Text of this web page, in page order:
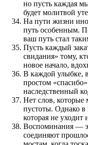
но пусть каждая
будет молитвой
На пути жизни
путь особенным.
ваш путь стал
Пусть каждый
свидания» тому,
новое начало,
В каждой улыбке,
простом
наследственный
Нет слов, которые
пустоты. Однако в
которая не уходит
Воспоминания —
соединяют